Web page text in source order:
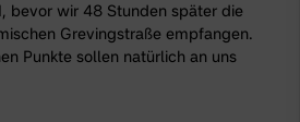
bevor wir 48 Stunden später die
Grevingstraße empfangen.
Punkte sollen natürlich an uns